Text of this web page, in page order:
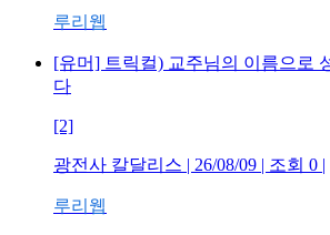
루리웹
[유머] 트릭컬) 교주님의 이름으로
다
[2]
광전사 칼달리스 | 26/08/09 | 조회 0 |
루리웹